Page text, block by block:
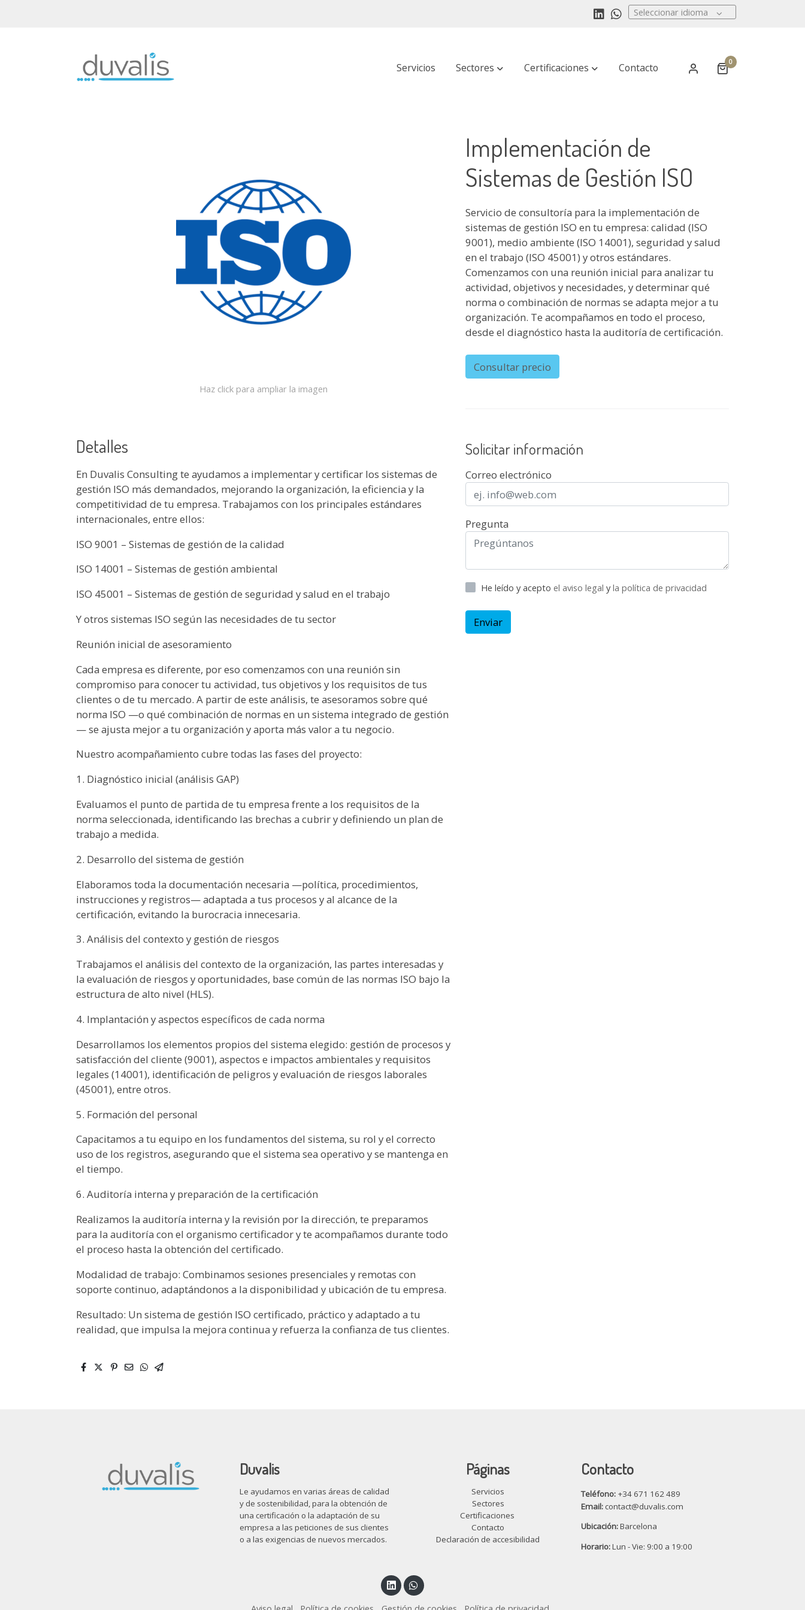
Seleccionar idioma
Servicios Sectores Certificaciones Contacto 0
Haz click para ampliar la imagen
Detalles
En Duvalis Consulting te ayudamos a implementar y certificar los sistemas de
gestión ISO más demandados, mejorando la organización, la eficiencia y la
competitividad de tu empresa. Trabajamos con los principales estándares
internacionales, entre ellos:
ISO 9001 – Sistemas de gestión de la calidad
ISO 14001 – Sistemas de gestión ambiental
ISO 45001 – Sistemas de gestión de seguridad y salud en el trabajo
Y otros sistemas ISO según las necesidades de tu sector
Reunión inicial de asesoramiento
Cada empresa es diferente, por eso comenzamos con una reunión sin
compromiso para conocer tu actividad, tus objetivos y los requisitos de tus
clientes o de tu mercado. A partir de este análisis, te asesoramos sobre qué
norma ISO —o qué combinación de normas en un sistema integrado de gestión
— se ajusta mejor a tu organización y aporta más valor a tu negocio.
Nuestro acompañamiento cubre todas las fases del proyecto:
1. Diagnóstico inicial (análisis GAP)
Evaluamos el punto de partida de tu empresa frente a los requisitos de la
norma seleccionada, identificando las brechas a cubrir y definiendo un plan de
trabajo a medida.
2. Desarrollo del sistema de gestión
Elaboramos toda la documentación necesaria —política, procedimientos,
instrucciones y registros— adaptada a tus procesos y al alcance de la
certificación, evitando la burocracia innecesaria.
3. Análisis del contexto y gestión de riesgos
Trabajamos el análisis del contexto de la organización, las partes interesadas y
la evaluación de riesgos y oportunidades, base común de las normas ISO bajo la
estructura de alto nivel (HLS).
4. Implantación y aspectos específicos de cada norma
Desarrollamos los elementos propios del sistema elegido: gestión de procesos y
satisfacción del cliente (9001), aspectos e impactos ambientales y requisitos
legales (14001), identificación de peligros y evaluación de riesgos laborales
(45001), entre otros.
5. Formación del personal
Capacitamos a tu equipo en los fundamentos del sistema, su rol y el correcto
uso de los registros, asegurando que el sistema sea operativo y se mantenga en
el tiempo.
6. Auditoría interna y preparación de la certificación
Realizamos la auditoría interna y la revisión por la dirección, te preparamos
para la auditoría con el organismo certificador y te acompañamos durante todo
el proceso hasta la obtención del certificado.
Modalidad de trabajo: Combinamos sesiones presenciales y remotas con
soporte continuo, adaptándonos a la disponibilidad y ubicación de tu empresa.
Resultado: Un sistema de gestión ISO certificado, práctico y adaptado a tu
realidad, que impulsa la mejora continua y refuerza la confianza de tus clientes.
Implementación de
Sistemas de Gestión ISO
Servicio de consultoría para la implementación de
sistemas de gestión ISO en tu empresa: calidad (ISO
9001), medio ambiente (ISO 14001), seguridad y salud
en el trabajo (ISO 45001) y otros estándares.
Comenzamos con una reunión inicial para analizar tu
actividad, objetivos y necesidades, y determinar qué
norma o combinación de normas se adapta mejor a tu
organización. Te acompañamos en todo el proceso,
desde el diagnóstico hasta la auditoría de certificación.
Consultar precio
Solicitar información
Correo electrónico
Pregunta
He leído y acepto el aviso legal yla política de privacidad
Enviar
Duvalis
Le ayudamos en varias áreas de calidad
y de sostenibilidad, para la obtención de
una certificación o la adaptación de su
empresa a las peticiones de sus clientes
o a las exigencias de nuevos mercados.
Páginas
Servicios
Sectores
Certificaciones
Contacto
Declaración de accesibilidad
Contacto
Teléfono: +34 671 162 489
Email: contact@duvalis.com
Ubicación:Barcelona
Horario:Lun - Vie: 9:00 a 19:00